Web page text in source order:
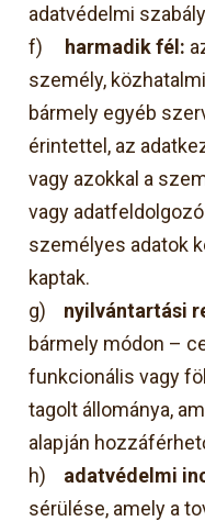
adatvédelmi
f) harmadik fél:
személy,
bármely egyéb
érintettel, az
vagy azokkal a
vagy
személyes adatok
kaptak.
g) nyilvántartási
bármely módon –
funkcionális vagy
tagolt állománya,
alapján
h) adatvédelmi
sérülése, amely a